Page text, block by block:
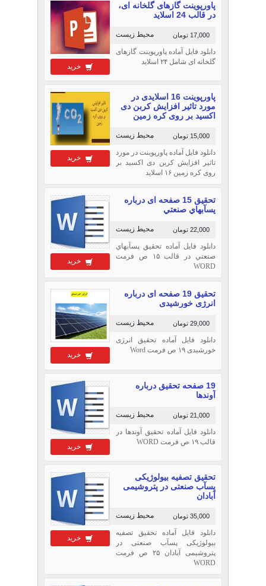
خرید
پاورپوینت گازهای گلخانه ای،
در قالب 24 اسلاید
محیط زیست 17,000 تومان
دانلود فایل آماده پاورپوینت گازهای
گلخانه ای شامل ۲۴ اسلاید
خرید
پاورپوینت 16 اسلایدی در
مورد تاثیر افزایش کربن دی
اکسید بر روی کره زمین
محیط زیست 15,000 تومان
دانلود فایل آماده پاورپوینت در مورد
تاثیر افزایش کربن دی اکسید بر
روی کره زمین ۱۶ اسلاید
خرید
تحقیق 15 صفحه ای درباره
پس‏آبهاي صنعتي
محیط زیست 22,000 تومان
دانلود فایل آماده تحقیق پس‏آبهاي
صنعتي در قالب ۱۵ ص فرمت
WORD
خرید
تحقیق 19 صفحه ای درباره
انرژی خورشیدی
محیط زیست 29,000 تومان
دانلود فایل آماده تحقیق انرژی
خورشیدی ۱۹ ص فرمت Word
خرید
19 صفحه تحقیق درباره
آوندها
محیط زیست 21,000 تومان
دانلود فایل آماده تحقیق آوندها در
قالب ۱۹ ص فرمت WORD
خرید
تحقیق تصفیه بیولوژیکی
پسآب صنعتی در پتروشیمی
آبادان
محیط زیست 35,000 تومان
دانلود فایل آماده تحقیق تصفیه
بیولوژیکی پسآب صنعتی در
پتروشیمی آبادان ۲۵ ص فرمت
WORD